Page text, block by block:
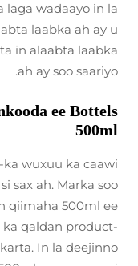
laga wadaayo in la
laabka ah ay u
in alaabta laabka
ah ay soo saariyo.
ee Bottels
500ml
ka wuxuu ka caawi
sax ah. Marka soo
qiimaha 500ml ee
ka qaldan product-
In la deejinno